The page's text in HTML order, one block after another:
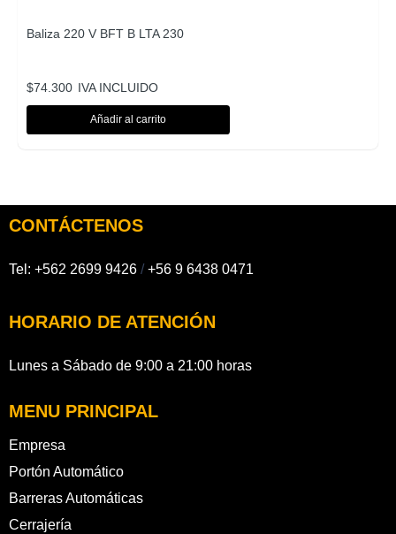
Baliza 220 V BFT B LTA 230
$74.300 IVA INCLUIDO
Añadir al carrito
CONTÁCTENOS
Tel: +562 2699 9426 / +56 9 6438 0471
HORARIO DE ATENCIÓN
Lunes a Sábado de 9:00 a 21:00 horas
MENU PRINCIPAL
Empresa
Portón Automático
Barreras Automáticas
Cerrajería